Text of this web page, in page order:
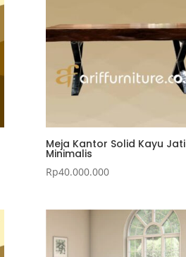
Meja Kantor Solid Kayu Jati
Minimalis
Rp40.000.000